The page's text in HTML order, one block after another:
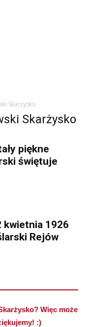
Skarżysko
Skarżysko
piękne
świętuje
kwietnia 1926
Rejów
Więc może
:)